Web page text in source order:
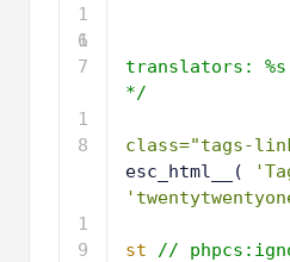
1
6
1
7
1
8
1
9
translators:
*/
class="tags-
esc_html__(
st
//